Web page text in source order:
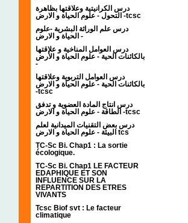
درس الكرانيتية وعلاقتها بظاهرة
التحول - علوم الحياة و الارض -tcsc
درس علم الوراثة البشرية -علوم
الحياة و الارض -
درس العوامل المناخية و علاقتها
بالكائنات الحية - علوم الحياة و الأرض
-
درس العوامل التربوية وعلاقتها
بالكائنات الحية - علوم الحياة و الارض
-tcsc
درس انتاج المادة العضوية و تدفق
الطاقة - علوم الحياة و الارض -tcsc
درس بعض التقنيات الميدانية لعلم
البيئة - علوم الحياة و الارض tcs
TC-Sc Bi. Chap1 : La sortie
écologique.
TC-Sc Bi. Chap1 LE FACTEUR
EDAPHIQUE ET SON
INFLUENCE SUR LA
REPARTITION DES ETRES
VIVANTS
Tcsc Biof svt : Le facteur
climatique